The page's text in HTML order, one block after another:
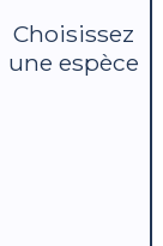
Choisissez
une espèce